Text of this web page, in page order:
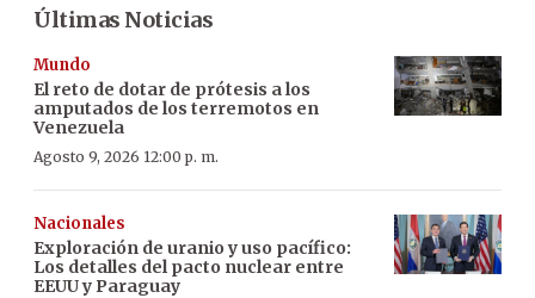
Últimas Noticias
Mundo
El reto de dotar de prótesis a los
amputados de los terremotos en
Venezuela
Agosto 9, 2026 12:00 p. m.
Nacionales
Exploración de uranio y uso pacífico:
Los detalles del pacto nuclear entre
EEUU y Paraguay